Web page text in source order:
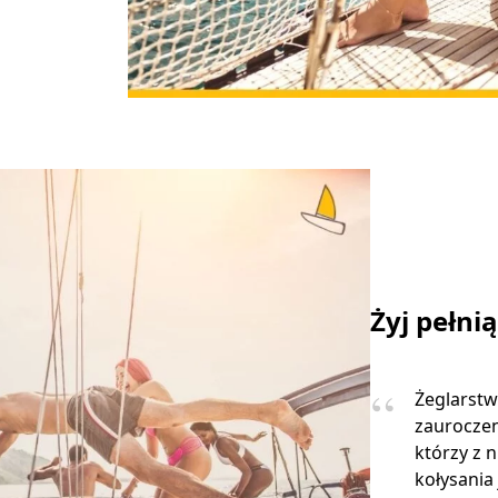
Żyj
którzy z